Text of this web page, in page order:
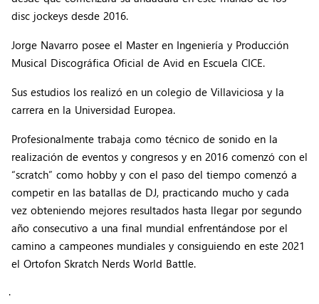
disc jockeys desde 2016.
Jorge Navarro posee el Master en Ingeniería y Producción
Musical Discográfica Oficial de Avid en Escuela CICE.
Sus estudios los realizó en un colegio de Villaviciosa y la
carrera en la Universidad Europea.
Profesionalmente trabaja como técnico de sonido en la
realización de eventos y congresos y en 2016 comenzó con el
“scratch” como hobby y con el paso del tiempo comenzó a
competir en las batallas de DJ, practicando mucho y cada
vez obteniendo mejores resultados hasta llegar por segundo
año consecutivo a una final mundial enfrentándose por el
camino a campeones mundiales y consiguiendo en este 2021
el Ortofon Skratch Nerds World Battle.
.